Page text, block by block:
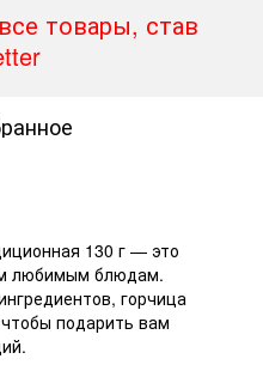
товары, став
130 г — это
любимым блюдам.
горчица
подарить вам